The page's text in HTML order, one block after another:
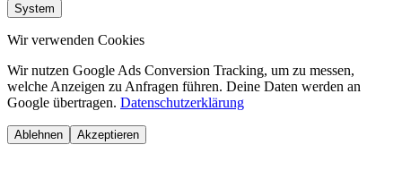
System
Wir verwenden Cookies
Wir nutzen Google Ads Conversion Tracking, um zu messen,
welche Anzeigen zu Anfragen führen. Deine Daten werden an
Google übertragen. Datenschutzerklärung
Ablehnen Akzeptieren